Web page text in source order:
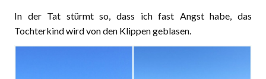
In der Tat stürmt so, dass ich fast Angst habe, das
Tochterkind wird von den Klippen geblasen.